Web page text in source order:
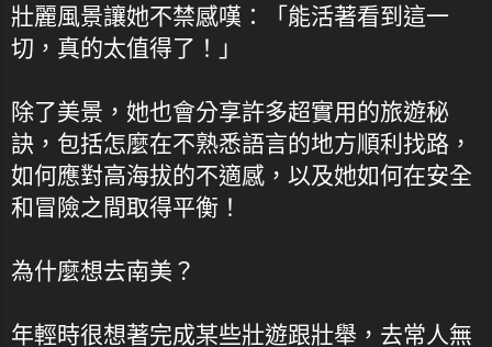
壯麗風景讓她不禁感嘆：「能活著看到這一
切，真的太值得了！」
除了美景，她也會分享許多超實用的旅遊秘
訣，包括怎麼在不熟悉語言的地方順利找路，
如何應對高海拔的不適感，以及她如何在安全
和冒險之間取得平衡！
為什麼想去南美？
年輕時很想著完成某些壯遊跟壯舉，去常人無